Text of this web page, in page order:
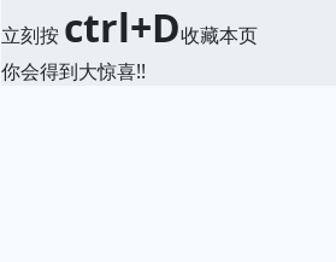
立刻按 ctrl+D收藏本页
你会得到大惊喜!!